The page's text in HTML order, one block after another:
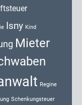
Isny Kind
Mieter
Regine
Schenkungsteuer